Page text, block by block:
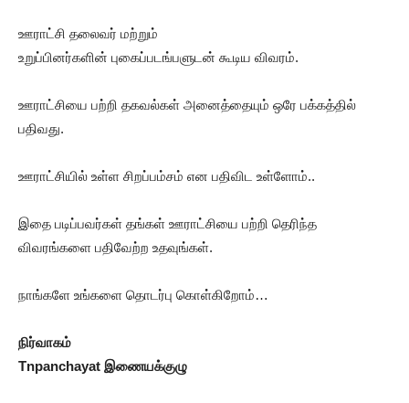
ஊராட்சி தலைவர் மற்றும்
உறுப்பினர்களின் புகைப்படங்பளுடன் கூடிய விவரம்.
ஊராட்சியை பற்றி தகவல்கள் அனைத்தையும் ஒரே பக்கத்தில்
பதிவது.
ஊராட்சியில் உள்ள சிறப்பம்சம் என பதிவிட உள்ளோம்..
இதை படிப்பவர்கள் தங்கள் ஊராட்சியை பற்றி தெரிந்த
விவரங்களை பதிவேற்ற உதவுங்கள்.
நாங்களே உங்களை தொடர்பு கொள்கிறோம்…
நிர்வாகம்
Tnpanchayat இணையக்குழு